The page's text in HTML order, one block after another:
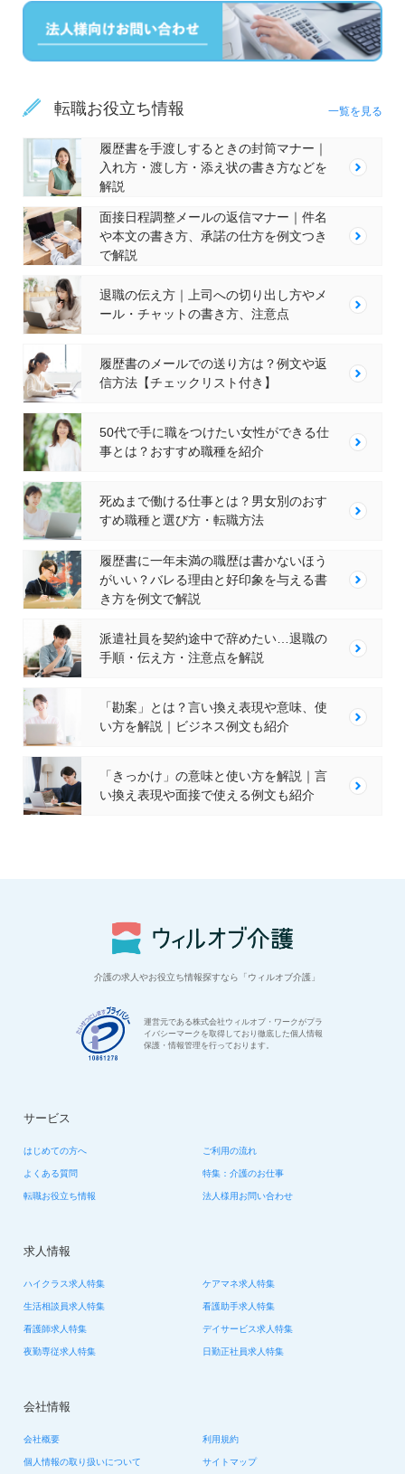
転職お役立ち情報 一覧を見る
履歴書を手渡しするときの封筒マナー｜
入れ方・渡し方・添え状の書き方などを
解説
面接日程調整メールの返信マナー｜件名
や本文の書き方、承諾の仕方を例文つき
で解説
退職の伝え方｜上司への切り出し方やメ
ール・チャットの書き方、注意点
履歴書のメールでの送り方は？例文や返
信方法【チェックリスト付き】
50代で手に職をつけたい女性ができる仕
事とは？おすすめ職種を紹介
死ぬまで働ける仕事とは？男女別のおす
すめ職種と選び方・転職方法
履歴書に一年未満の職歴は書かないほう
がいい？バレる理由と好印象を与える書
き方を例文で解説
派遣社員を契約途中で辞めたい…退職の
手順・伝え方・注意点を解説
「勘案」とは？言い換え表現や意味、使
い方を解説｜ビジネス例文も紹介
「きっかけ」の意味と使い方を解説｜言
い換え表現や面接で使える例文も紹介
介護の求人やお役立ち情報探すなら「ウィルオブ介護」
運営元である株式会社ウィルオブ・ワークがプラ
イバシーマークを取得しており徹底した個人情報
保護・情報管理を行っております。
サービス
はじめての方へ ご利用の流れ
よくある質問 特集：介護のお仕事
転職お役立ち情報 法人様用お問い合わせ
求人情報
ハイクラス求人特集 ケアマネ求人特集
生活相談員求人特集 看護助手求人特集
看護師求人特集 デイサービス求人特集
夜勤専従求人特集 日勤正社員求人特集
会社情報
会社概要 利用規約
個人情報の取り扱いについて サイトマップ